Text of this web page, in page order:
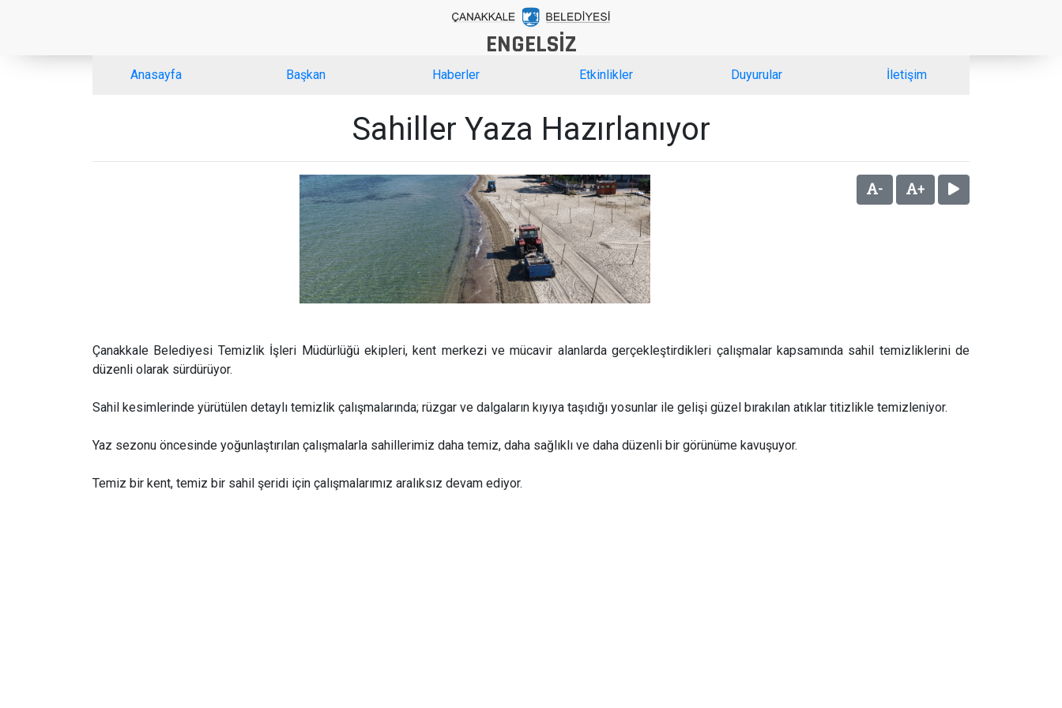
ENGELSİZ
Anasayfa Başkan Haberler Etkinlikler Duyurular İletişim
Sahiller Yaza Hazırlanıyor
- +
Çanakkale Belediyesi Temizlik İşleri Müdürlüğü ekipleri, kent merkezi ve mücavir alanlarda gerçekleştirdikleri çalışmalar kapsamında sahil temizliklerini de
düzenli olarak sürdürüyor.
Sahil kesimlerinde yürütülen detaylı temizlik çalışmalarında; rüzgar ve dalgaların kıyıya taşıdığı yosunlar ile gelişi güzel bırakılan atıklar titizlikle temizleniyor.
Yaz sezonu öncesinde yoğunlaştırılan çalışmalarla sahillerimiz daha temiz, daha sağlıklı ve daha düzenli bir görünüme kavuşuyor.
Temiz bir kent, temiz bir sahil şeridi için çalışmalarımız aralıksız devam ediyor.